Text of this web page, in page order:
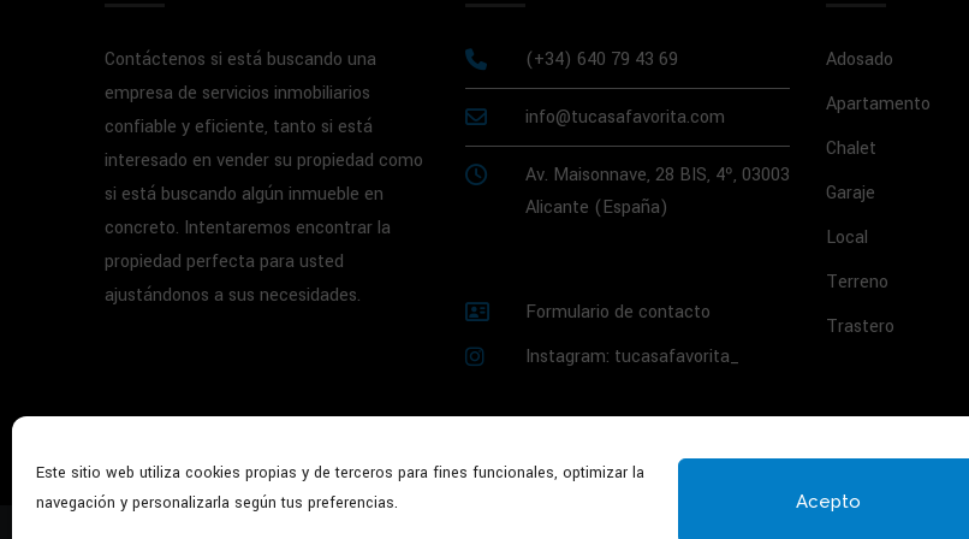
Este sitio web utiliza cookies propias y de terceros para fines funcionales, optimizar la
navegación y personalizarla según tus preferencias.
Acepto
Contáctenos si está buscando una
empresa de servicios inmobiliarios
confiable y eficiente, tanto si está
interesado en vender su propiedad como
si está buscando algún inmueble en
concreto. Intentaremos encontrar la
propiedad perfecta para usted
ajustándonos a sus necesidades.
(+34) 640 79 43 69
info@tucasafavorita.com
Av. Maisonnave, 28 BIS, 4º, 03003
Alicante (España)
Formulario de contacto
Instagram: tucasafavorita_
Adosado
Apartamento
Chalet
Garaje
Local
Terreno
Trastero